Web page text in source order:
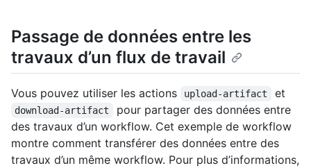
Passage de données entre les
travaux d’un flux de travail
Vous pouvez utiliser les actions upload-artifact et
download-artifact
pour partager des données entre
des travaux d’un workflow. Cet exemple de workflow
montre comment transférer des données entre des
travaux d’un même workflow. Pour plus d’informations,